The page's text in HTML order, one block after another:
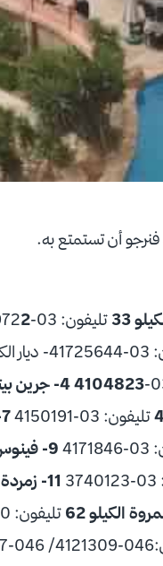
فنرجو أن تستمتع به.
​ تليفون: 03-3400972​
41048234- جرين بيتش الكيلو 89
تليفون: 03-4150191
7-كازبلانكا الكيلو 46
9- فينوس1 الكيلو 49
11- زمردة الكيلو 52
تليفون: 010-6615474